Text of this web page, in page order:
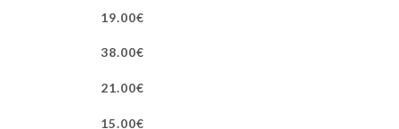
19.00€
38.00€
21.00€
15.00€